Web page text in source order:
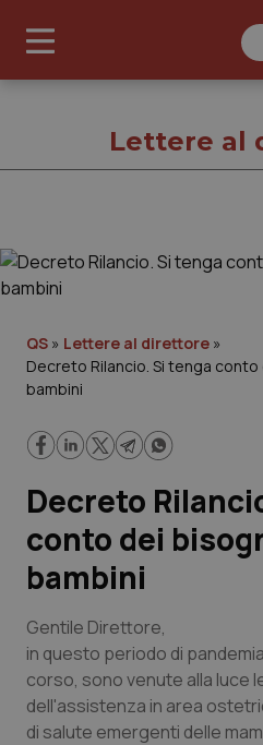
Governo e Parlamento
Regioni e Asl
Lavoro e Professioni
Scienza e Farmaci
Studi e Analisi
Lettere al direttore
Edizioni Regionali
Lettere al
QS » Lettere al direttore »
Decreto Rilancio. Si tenga
bambini
Decreto
conto dei
bambini
Gentile Direttore,
in questo periodo di
corso, sono venute alla luce
dell'assistenza in area
di salute emergenti delle